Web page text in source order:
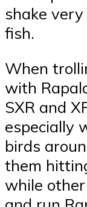
shake
fish.
When
with
SXR and
especially
birds
them
while